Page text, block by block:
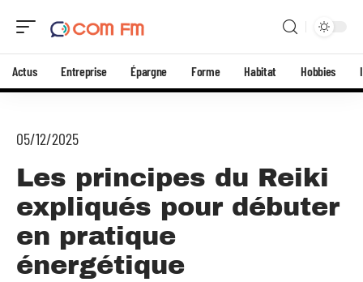
Actus Entreprise Épargne Forme Habitat Hobbies
05/12/2025
Les principes du Reiki
expliqués pour débuter
en pratique
énergétique